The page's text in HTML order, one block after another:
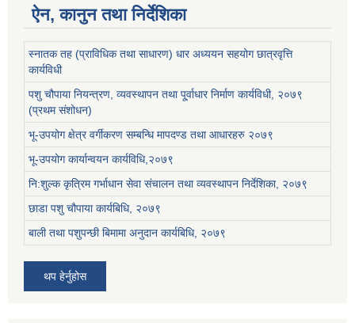
ऐन, कानुन तथा निर्देशिका
स्नातक तह (प्राविधिक तथा साधारण) धार अध्ययन सहयोग छात्रवृत्ति
कार्यविधी
पशु चौपाया नियन्त्रण, व्यवस्थापन तथा पू्र्वाधार निर्माण कार्यविधी, २०७९
(प्रथम संशोधन)
भू-उपयोग क्षेत्र वर्गीकरण सम्बन्धि मापदण्ड तथा आधारहरु २०७९
भू-उपयोग कार्यान्वयन कार्यविधि,२०७९
नि:शुल्क कृत्रिम गर्भाधान सेवा संचालन तथा व्यवस्थापन निर्देशिका, २०७९
छाडा पशु चौपाया कार्यबिधि, २०७९
बाली तथा पशुपन्छी बिमामा अनुदान कार्यबिधि, २०७९
थप हेर्नुहोस